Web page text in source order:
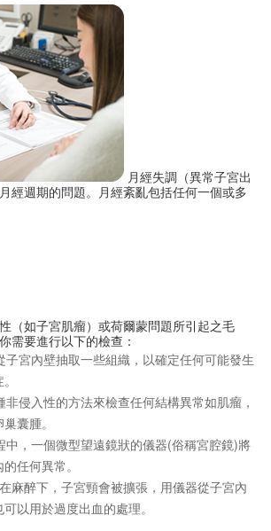
月經失調（異常子宮出
經週期的問題。月經紊亂包括任何一個或多
（如子宮肌瘤）或荷爾蒙問題所引起之毛
需要進行以下的檢查：
子宮內壁抽取一些組織，以確定任何可能發生
非侵入性的方法來檢查任何結構異常如肌瘤，
囊腫。
中，一個微型望遠鏡狀的儀器(俗稱宮腔鏡)將
任何異常。
麻醉下，子宮頸會被擴張，用儀器從子宮內
以用於過度出血的處理。